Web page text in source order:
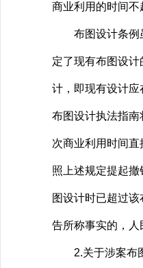
商业利用的时间
布图设计条例虽
定了现有布图设
计，即现有设计
布图设计执法指
次商业利用时间
照上述规定提起
图设计时已超过
告所称事实的，
2.关于涉案布图